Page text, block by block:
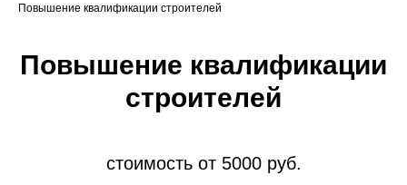
Повышение квалификации строителей
Повышение квалификации
строителей
стоимость от 5000 руб.